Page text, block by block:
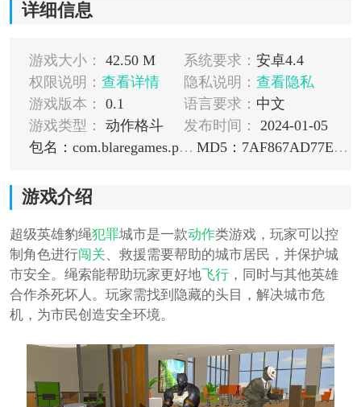
详细信息
游戏大小： 42.50 M 系统要求： 安卓4.4
权限说明： 查看详情 隐私说明： 查看隐私
游戏版本：
0.1 语言要求： 中文
游戏类型：
动作格斗 发布时间：
2024-01-05
包名：com.blaregames.panther.rope.hero.free.games
MD5：7AF867AD77E5581ACA8A13F28AE08479
游戏介绍
超级英雄豹绳犯罪城市是一款动作类游戏，玩家可以控
制角色进行闯关、救援需要帮助的城市居民，并保护城
市安全。绳索能帮助玩家更好地飞行，同时与其他英雄
合作杀死坏人。玩家需找到隐藏的头目，解决城市危
机，为市民创造安全环境。